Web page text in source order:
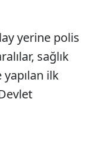
yerine polis
sağlık
ilk